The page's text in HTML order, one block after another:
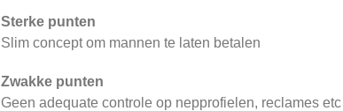
Sterke punten
Slim concept om mannen te laten betalen
Zwakke punten
Geen adequate controle op nepprofielen, reclames etc